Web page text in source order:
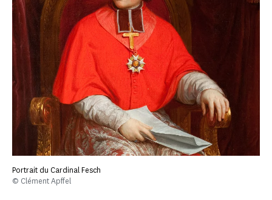
Portrait du Cardinal Fesch
© Clément Apffel